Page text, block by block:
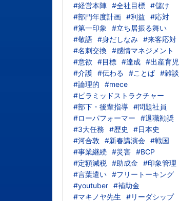
#経営本陣 #全社目標 #儲け
#部門年度計画 #利益
#応対
#第一印象
#立ち居振る舞い
#敬語 #身だしなみ #来客応対
#名刺交換 #感情マネジメント
#意欲
#目標 #達成 #出産育児
#介護 #伝わる #ことば #雑談
#論理的
#mece
#ピラミッドストラクチャー
#部下・後輩指導 #問題社員
#ローパフォーマー
#退職勧奨
#3大任務
#歴史
#日本史
#河合敦
#新春講演会 #戦国
#事業継続 #災害 #BCP
#定額減税 #助成金
#印象管理
#言葉遣い #フリートーキング
#youtuber #補助金
#マキノヤ先生
#リーダシップ